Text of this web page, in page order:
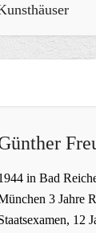
in Bad
3 Jahre
12